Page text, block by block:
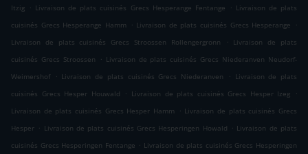
Itzig . Livraison de plats cuisinés Grecs Hesperange Fentange . Livraison de plats
cuisinés Grecs Hesperange Hamm
. Livraison de plats cuisinés Grecs Hesperange
.
Livraison de plats cuisinés Grecs Stroossen Rollengergronn
. Livraison de plats
cuisinés Grecs Stroossen
. Livraison de plats cuisinés Grecs Niederanven Neudorf-
Weimershof
. Livraison de plats cuisinés Grecs Niederanven . Livraison de plats
cuisinés Grecs Hesper Houwald
. Livraison de plats cuisinés Grecs Hesper Izeg
.
Livraison de plats cuisinés Grecs Hesper Hamm
. Livraison de plats cuisinés Grecs
Hesper . Livraison de plats cuisinés Grecs Hesperingen Howald . Livraison de plats
cuisinés Grecs Hesperingen Fentange . Livraison de plats cuisinés Grecs Hesperingen